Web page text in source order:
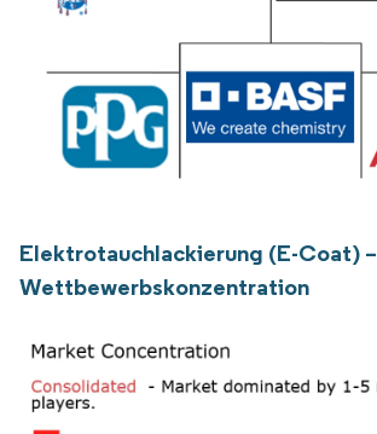
Elektrotauchlackierung (E-Coat) –
Wettbewerbskonzentration